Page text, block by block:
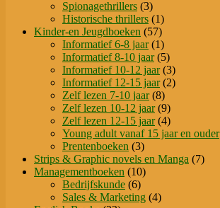
Spionagethrillers 33
producten
Historische thrillers 11
product
Kinder-en Jeugdboeken 5757
producten
Informatief 6-8 jaar 11
product
Informatief 8-10 jaar 55
producten
Informatief 10-12 jaar 33
producten
Informatief 12-15 jaar 22
Zelf lezen 7-10 jaar 88
producten
Zelf lezen 10-12 jaar 99
producten
Zelf lezen 12-15 jaar 44
producten
Young adult vanaf 15 jaar en ouder
Prentenboeken 33
producten
Strips & Graphic novels en Manga 77
Managementboeken 1010
Bedrijfskunde 66
producten
Sales & Marketing 44